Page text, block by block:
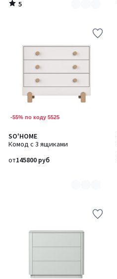
5
/
-55% по коду 5525
SO'HOME
Комод с 3 ящиками
от145800 руб
Количество
цветов: